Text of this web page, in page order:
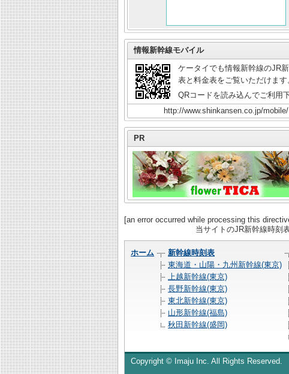
情報新幹線モバイル
ケータイでも情報新幹線のJR
表と料金表をご覧いただけます
QRコードを読み込んでご利用下
http://www.shinkansen.co.jp/mobile/
PR
[an error occurred while processing this
当サイトのJR新幹線時刻
ホーム
新幹線時刻表
東海道・山陽・九州新幹線(東京)
上越新幹線(東京)
長野新幹線(東京)
東北新幹線(東京)
山形新幹線(福島)
秋田新幹線(盛岡)
Copyright © Imaju Inc. All Rights Reserved.